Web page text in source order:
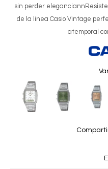
sin perder
de la linea Casio Vintage
atemporal